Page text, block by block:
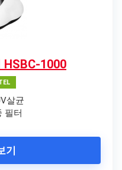
HSBC-1000
살균
필터
기